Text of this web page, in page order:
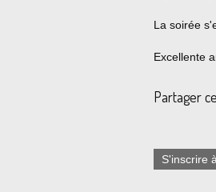
La soirée
Excellente
Partager
S'inscrire